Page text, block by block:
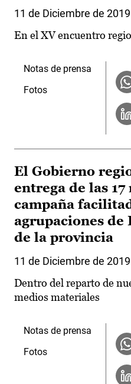
11 de Diciembre de 2019
En el XV encuentro
Notas de prensa
Fotos
El Gobierno
entrega de las
campaña
agrupaciones de
de la provincia
11 de Diciembre de 2019
Dentro del reparto de
medios materiales
Notas de prensa
Fotos